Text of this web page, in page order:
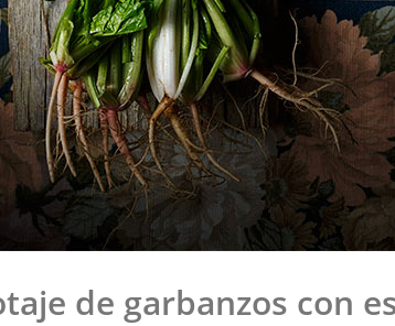
de garbanzos con